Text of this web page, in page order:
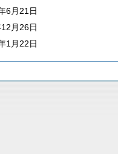
6月21日
月26日
1月22日